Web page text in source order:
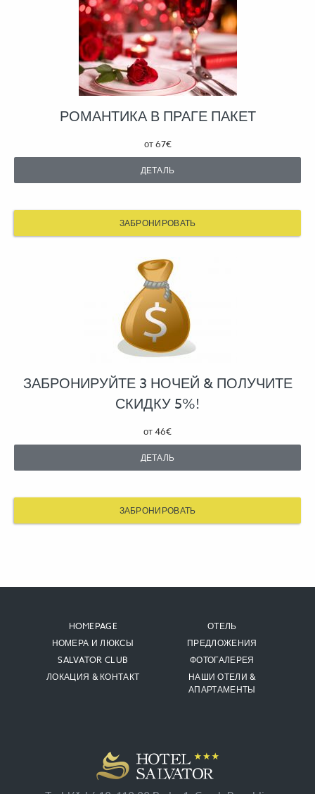
РОМАНТИКА В ПРАГЕ ПАКЕТ
от67€
ДЕТАЛЬ
ЗАБРОНИРОВАТЬ
ЗАБРОНИРУЙТЕ 3 НОЧЕЙ & ПОЛУЧИТЕ
СКИДКУ 5%!
от46€
ДЕТАЛЬ
ЗАБРОНИРОВАТЬ
HOMEPAGE
ОТЕЛЬ
НОМЕРА И ЛЮКСЫ
ПРЕДЛОЖЕНИЯ
SALVATOR CLUB
ФОТОГАЛЕРЕЯ
ЛОКАЦИЯ & КОНТАКТ
НАШИ ОТЕЛИ &
АПАРТАМЕНТЫ